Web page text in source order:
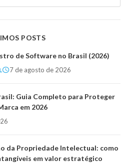
POSTS
de Software no Brasil (2026)
7 de agosto de 2026
Guia Completo para Proteger
em 2026
da Propriedade Intelectual: como
em valor estratégico